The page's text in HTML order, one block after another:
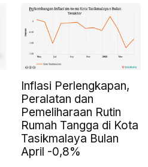
Inflasi Perlengkapan,
Peralatan dan
Pemeliharaan Rutin
Rumah Tangga di Kota
Tasikmalaya Bulan
April -0,8%